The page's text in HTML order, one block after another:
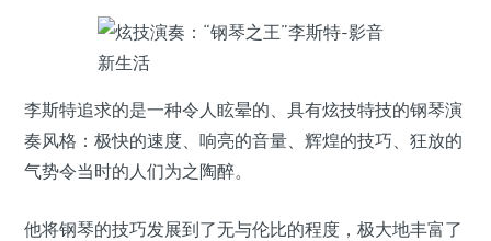
李斯特追求的是一种令人眩晕的、具有炫技特技的钢琴演
奏风格：极快的速度、响亮的音量、辉煌的技巧、狂放的
气势令当时的人们为之陶醉。
他将钢琴的技巧发展到了无与伦比的程度，极大地丰富了